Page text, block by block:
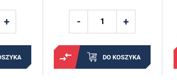
DO KOSZYKA